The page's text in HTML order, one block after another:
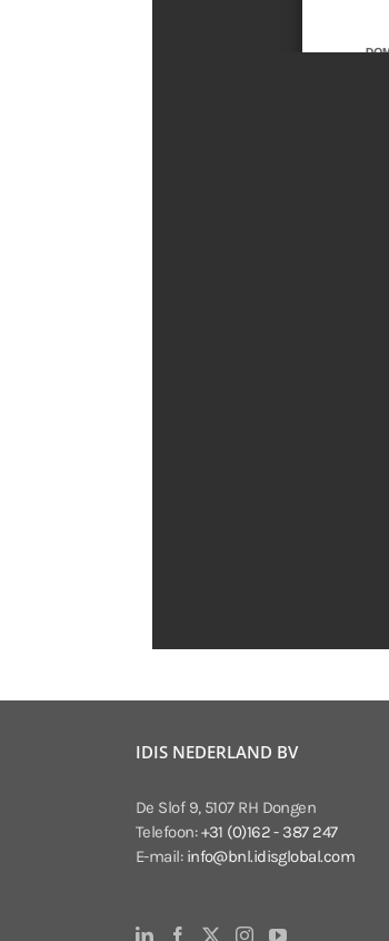
IDIS NEDERLAND BV
De Slof 9, 5107 RH Dongen
Telefoon:+31 (0)162 - 387 247
E-mail: info@bnl.idisglobal.com